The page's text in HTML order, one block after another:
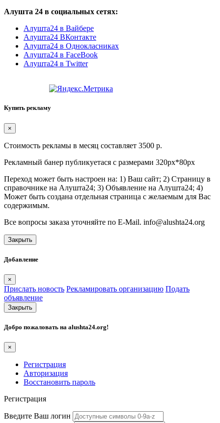
Алушта 24 в социальных сетях:
Алушта24 в Вайбере
Алушта24 ВКонтакте
Алушта24 в Однокласниках
Алушта24 в FaceBook
Алушта24 в Twitter
Купить рекламу
×
Стоимость рекламы в месяц составляет 3500 р.
Рекламный банер публикуетася с размерами 320px*80px
Переход может быть настроен на: 1) Ваш сайт; 2) Страницу в
справочнике на Алушта24; 3) Объявление на Алушта24; 4)
Может быть создана отдельная страница с желаемым для Вас
содержимым.
Все вопросы заказа уточняйте по E-Mail. info@alushta24.org
Закрыть
Добавление
×
Прислать новость Рекламировать организацию Подать
объявление
Закрыть
Добро пожаловать на alushta24.org!
×
Регистрация
Авторизация
Восстановить пароль
Регистрация
Введите Ваш логин